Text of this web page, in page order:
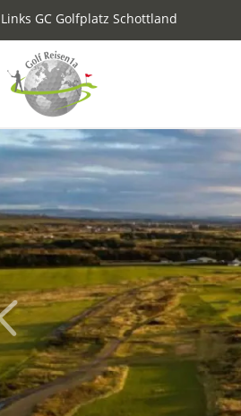
GC Golfplatz Schottland
Previous